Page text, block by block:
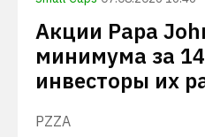
Акции Papa
минимума за
инвесторы их
PZZA